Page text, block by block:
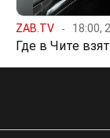
ZAB.TV 18:00,
Где в Чите